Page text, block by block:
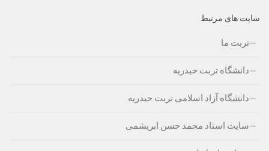
سایت های مرتبط
تربت ما
دانشگاه تربت حیدریه
دانشگاه آزاد اسلامی تربت حیدریه
سایت استاد محمد حسن ابریشمی